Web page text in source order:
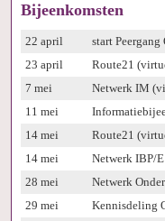
Bijeenkomsten
22 april
start
23 april
Route21
7 mei
Netwerk IM
11 mei
14 mei
Route21
14 mei
Netwerk IBP/
28 mei
Netwerk
29 mei
Kennisdeling